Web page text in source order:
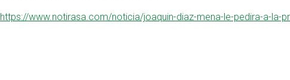
https://www.notirasa.com/noticia/joaquin-diaz-mena-le-pedira-a-la-